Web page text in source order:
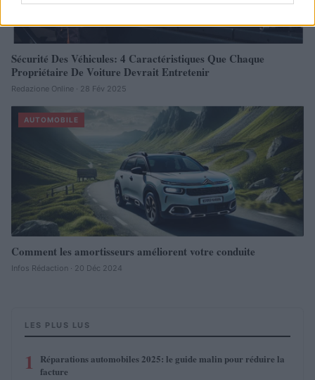
Sécurité Des Véhicules: 4 Caractéristiques Que Chaque
Propriétaire De Voiture Devrait Entretenir
Redazione Online · 28 Fév 2025
AUTOMOBILE
Comment les amortisseurs améliorent votre conduite
Infos Rédaction · 20 Déc 2024
LES PLUS LUS
1
Réparations automobiles 2025: le guide malin pour réduire la
facture